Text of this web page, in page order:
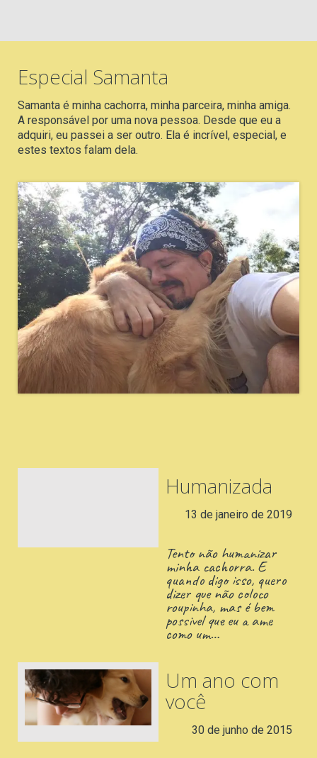
Especial Samanta
Samanta é minha cachorra, minha parceira, minha amiga.
A responsável por uma nova pessoa. Desde que eu a
adquiri, eu passei a ser outro. Ela é incrível, especial, e
estes textos falam dela.
Humanizada
13 de janeiro de 2019
Tento não humanizar
minha cachorra. E
quando digo isso, quero
dizer que não coloco
roupinha, mas é bem
possivel que eu a ame
como um…
Um ano com
você
30 de junho de 2015